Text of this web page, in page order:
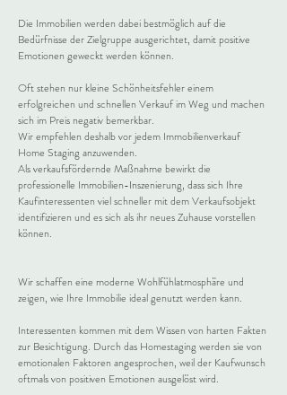
Die Immobilien werden dabei bestmöglich auf die
Bedürfnisse der Zielgruppe ausgerichtet, damit positive
Emotionen geweckt werden können.
Oft stehen nur kleine Schönheitsfehler einem
erfolgreichen und schnellen Verkauf im Weg und machen
sich im Preis negativ bemerkbar.
Wir empfehlen deshalb vor jedem Immobilienverkauf
Home Staging anzuwenden.
Als verkaufsfördernde Maßnahme bewirkt die
professionelle Immobilien-Inszenierung, dass sich Ihre
Kaufinteressenten viel schneller mit dem Verkaufsobjekt
identifizieren und es sich als ihr neues Zuhause vorstellen
können.
Wir schaffen eine moderne Wohlfühlatmosphäre und
zeigen, wie Ihre Immobilie ideal genutzt werden kann.
Interessenten kommen mit dem Wissen von harten Fakten
zur Besichtigung. Durch das Homestaging werden sie von
emotionalen Faktoren angesprochen, weil der Kaufwunsch
oftmals von positiven Emotionen ausgelöst wird.